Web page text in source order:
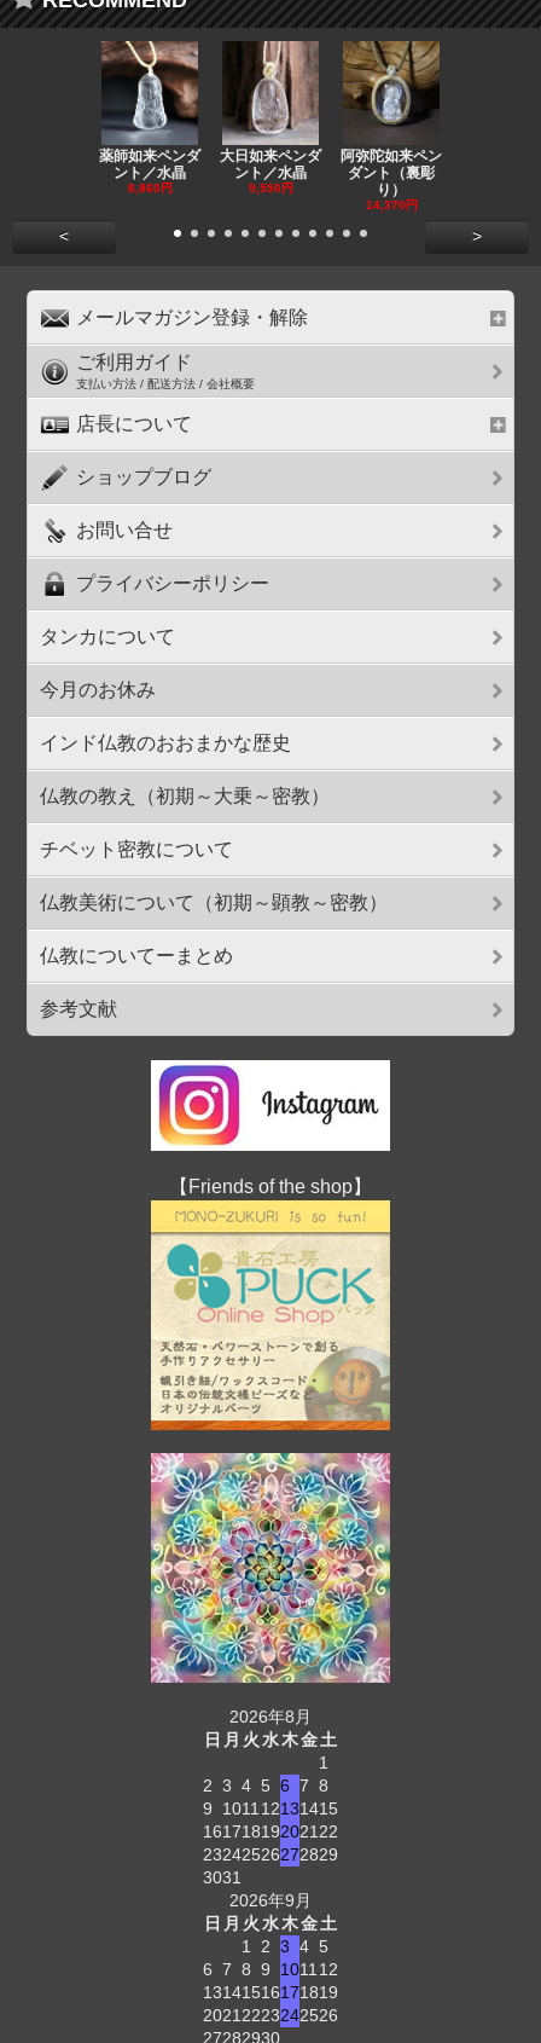
薬師如来ペンダ
ント／水晶
8,860円
大日如来ペンダ
ント／水晶
9,550円
阿弥陀如来ペン
ダント（裏彫
り）
14,370円
< >
メールマガジン登録・解除
ご利用ガイド
支払い方法 / 配送方法 / 会社概要
店長について
ショップブログ
お問い合せ
プライバシーポリシー
タンカについて
今月のお休み
インド仏教のおおまかな歴史
仏教の教え（初期～大乗～密教）
チベット密教について
仏教美術について（初期～顕教～密教）
仏教についてーまとめ
参考文献
【Friends of the shop】
2026年8月
日 月 火水木金土
1
2 3 4 5 6 7 8
9
1011 12131415
161718192021 22
23242526272829
3031
2026年9月
日 月 火水木金土
1
2 3 4 5
6 7 8 9 1011 12
13141516171819
2021 2223242526
27282930